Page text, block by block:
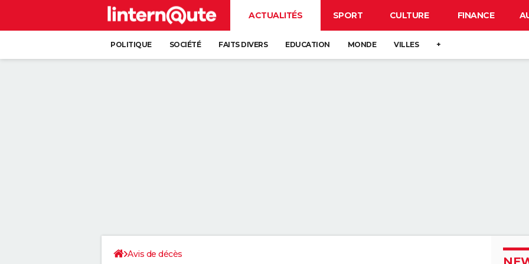
ACTUALITÉS SPORT CULTURE FINANCE
POLITIQUE SOCIÉTÉ FAITS DIVERS EDUCATION MONDE VILLES +
Avis de décès